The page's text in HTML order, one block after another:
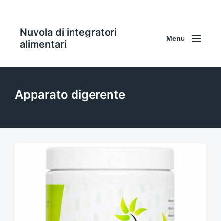
Nuvola di integratori
alimentari
Menu
Apparato digerente